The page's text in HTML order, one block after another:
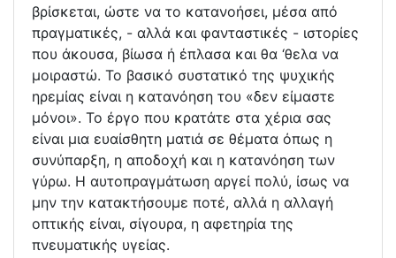
βρίσκεται, ώστε να το κατανοήσει, μέσα από
πραγματικές, - αλλά και φανταστικές - ιστορίες
που άκουσα, βίωσα ή έπλασα και θα ‘θελα να
μοιραστώ. Το βασικό συστατικό της ψυχικής
ηρεμίας είναι η κατανόηση του «δεν είμαστε
μόνοι». Το έργο που κρατάτε στα χέρια σας
είναι μια ευαίσθητη ματιά σε θέματα όπως η
συνύπαρξη, η αποδοχή και η κατανόηση των
γύρω. Η αυτοπραγμάτωση αργεί πολύ, ίσως να
μην την κατακτήσουμε ποτέ, αλλά η αλλαγή
οπτικής είναι, σίγουρα, η αφετηρία της
πνευματικής υγείας.